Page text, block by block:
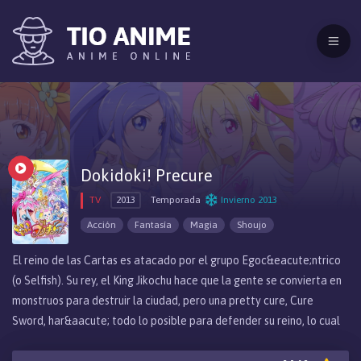
Dokidoki! Precure
TV 2013 Temporada Invierno 2013
Acción Fantasía Magia Shoujo
El reino de las Cartas es atacado por el grupo Egoc&eacute;ntrico
(o Selfish). Su rey, el King Jikochu hace que la gente se convierta en
monstruos para destruir la ciudad, pero una pretty cure, Cure
Sword, har&aacute; todo lo posible para defender su reino, lo cual